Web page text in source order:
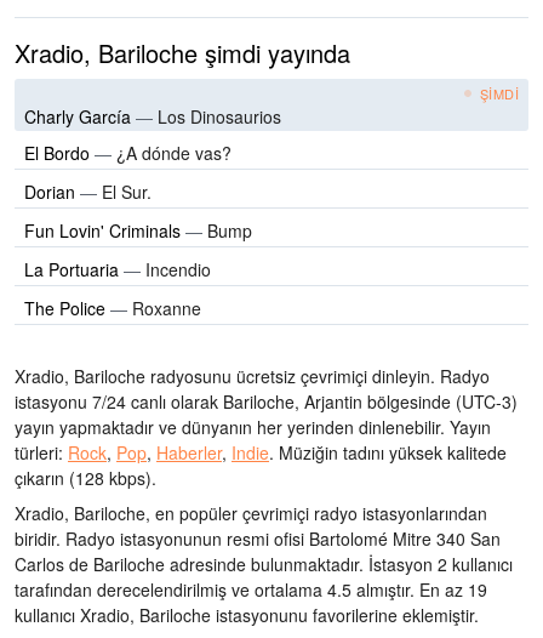
Xradio, Bariloche şimdi yayında
ŞIMDI
Charly García — Los Dinosaurios
El Bordo — ¿A dónde vas?
Dorian — El Sur.
Fun Lovin' Criminals — Bump
La Portuaria — Incendio
The Police — Roxanne
Xradio, Bariloche radyosunu ücretsiz çevrimiçi dinleyin. Radyo
istasyonu 7/24 canlı olarak Bariloche, Arjantin bölgesinde (UTC-3)
yayın yapmaktadır ve dünyanın her yerinden dinlenebilir. Yayın
türleri: Rock, Pop, Haberler, Indie. Müziğin tadını yüksek kalitede
çıkarın (128 kbps).
Xradio, Bariloche, en popüler çevrimiçi radyo istasyonlarından
biridir. Radyo istasyonunun resmi ofisi Bartolomé Mitre 340 San
Carlos de Bariloche adresinde bulunmaktadır. İstasyon 2 kullanıcı
tarafından derecelendirilmiş ve ortalama 4.5 almıştır. En az 19
kullanıcı Xradio, Bariloche istasyonunu favorilerine eklemiştir.